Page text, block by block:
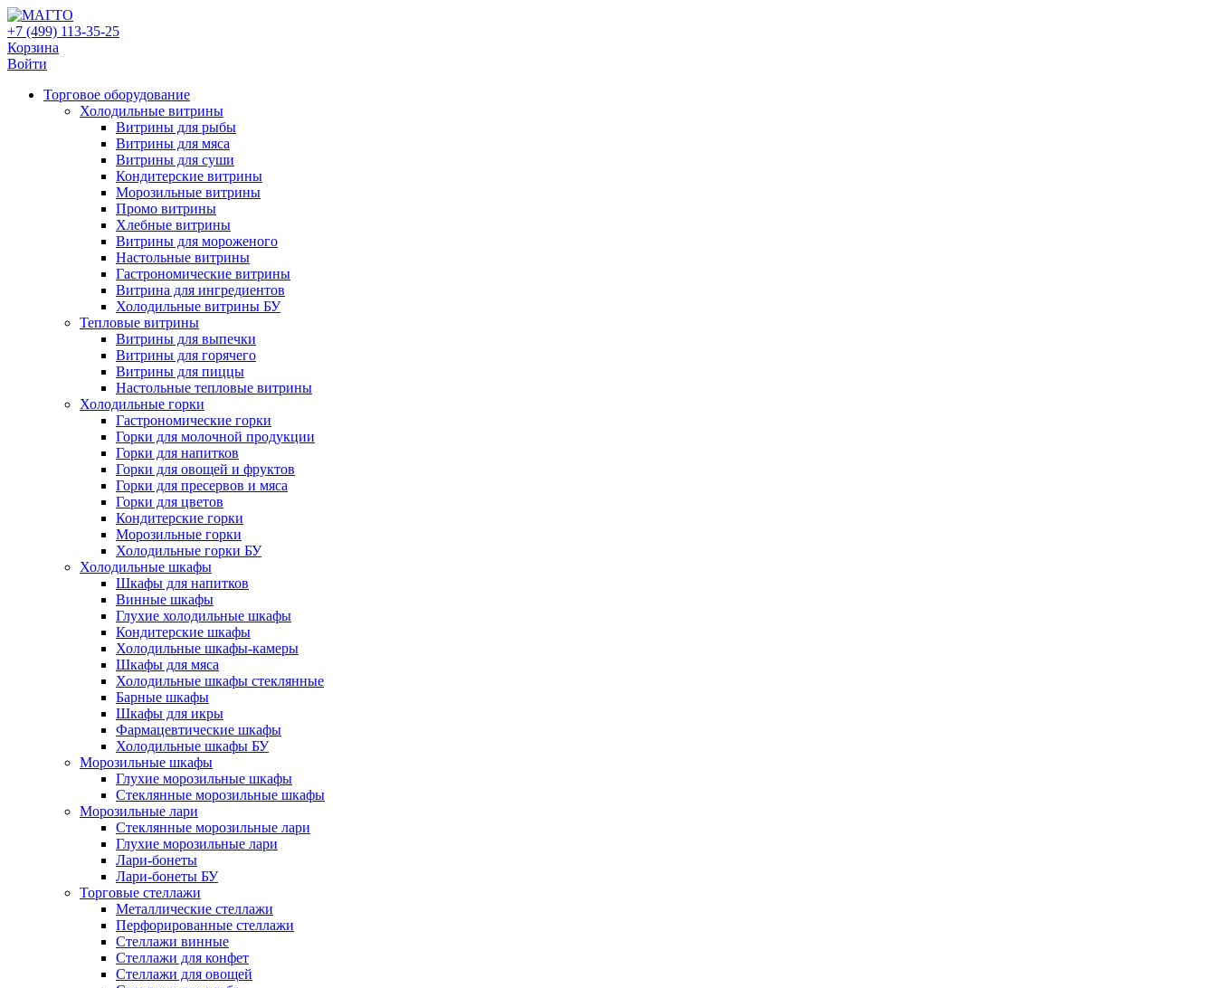
+7 (499) 113-35-25
Корзина
Войти
Свернуть/
развернуть
Торговое оборудованиe
Холодильные витрины
Витрины для рыбы
Витрины для мяса
Витрины для суши
Кондитерские витрины
Морозильные витрины
Промо витрины
Хлебные витрины
Витрины для мороженого
Настольные витрины
Гастрономические витрины
Витрина для ингредиентов
Холодильные витрины БУ
Тепловые витрины
Витрины для выпечки
Витрины для горячего
Витрины для пиццы
Настольные тепловые витрины
Холодильные горки
Гастрономические горки
Горки для молочной продукции
Горки для напитков
Горки для овощей и фруктов
Горки для пресервов и мяса
Горки для цветов
Кондитерские горки
Морозильные горки
Холодильные горки БУ
Холодильные шкафы
Шкафы для напитков
Винные шкафы
Глухие холодильные шкафы
Кондитерские шкафы
Холодильные шкафы-камеры
Шкафы для мяса
Холодильные шкафы стеклянные
Барные шкафы
Шкафы для икры
Фармацевтические шкафы
Холодильные шкафы БУ
Морозильные шкафы
Глухие морозильные шкафы
Стеклянные морозильные шкафы
Морозильные лари
Стеклянные морозильные лари
Глухие морозильные лари
Лари-бонеты
Лари-бонеты БУ
Торговые стеллажи
Металлические стеллажи
Перфорированные стеллажи
Стеллажи винные
Стеллажи для конфет
Стеллажи для овощей